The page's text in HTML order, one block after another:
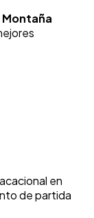
Montaña
en
de partida